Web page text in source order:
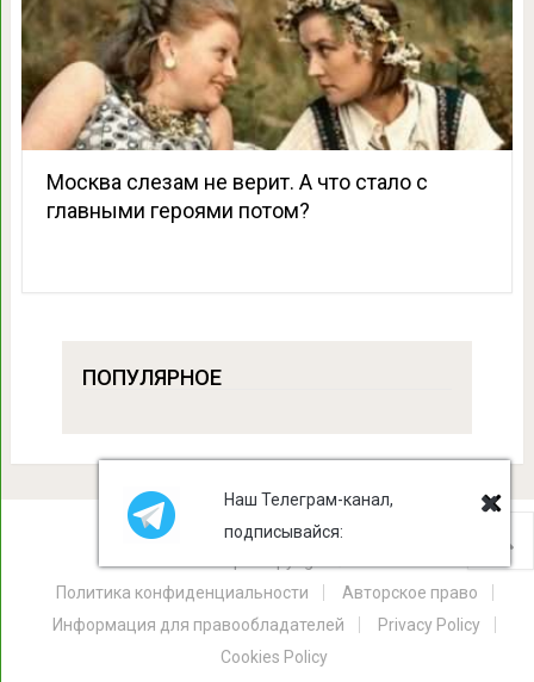
Москва слезам не верит. А что стало с
главными героями потом?
ПОПУЛЯРНОЕ
Политика конфиденциальности
Авторское право
Информация для правообладателей
Privacy Policy
Cookies Policy
Наш Телеграм-канал,
подписывайся: